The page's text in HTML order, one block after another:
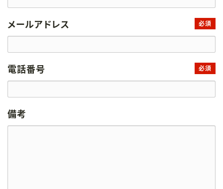
メールアドレス 必須
電話番号 必須
備考